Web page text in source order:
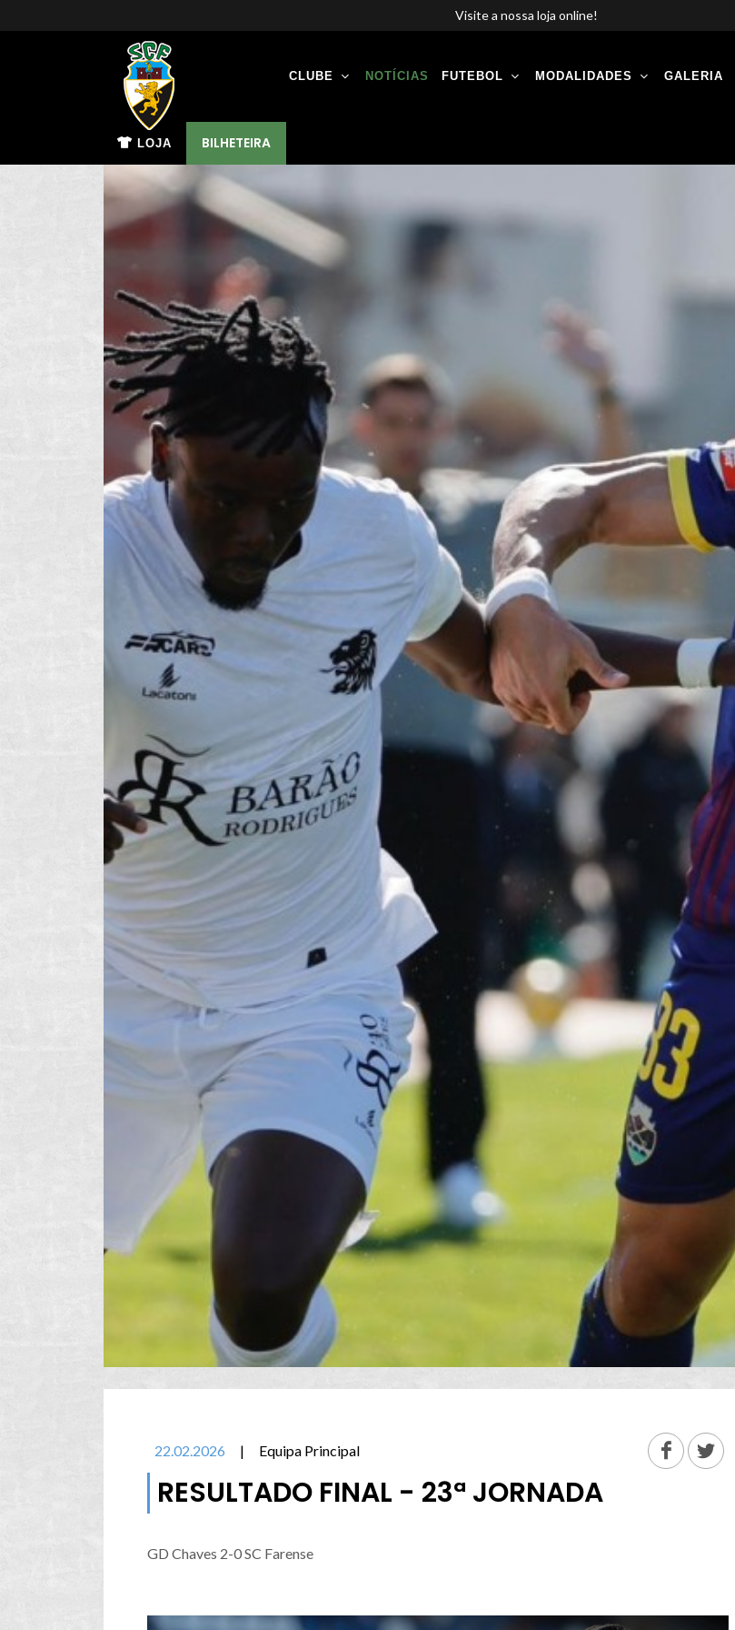
Visite a nossa loja online!
LOJA BILHETEIRA
CLUBE NOTÍCIAS FUTEBOL MODALIDADES GALERIA
22.02.2026 | Equipa Principal
RESULTADO FINAL - 23ª JORNADA
GD Chaves 2-0 SC Farense